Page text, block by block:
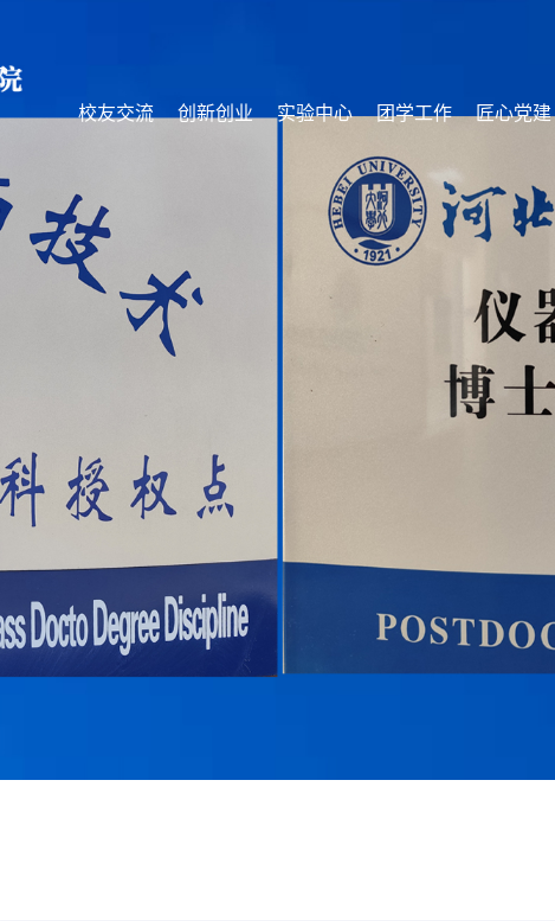
匠心党建
团学工作
实验中心
创新创业
校友交流